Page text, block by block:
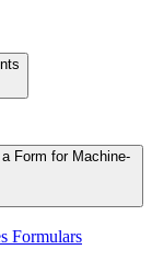
Form for Machine-
Formulars